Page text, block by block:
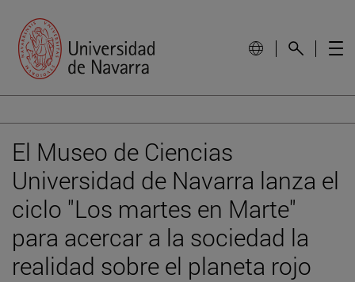
El Museo de Ciencias
Universidad de Navarra lanza el
ciclo "Los martes en Marte"
para acercar a la sociedad la
realidad sobre el planeta rojo